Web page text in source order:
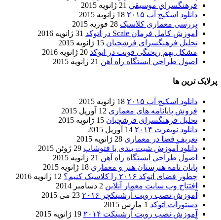
فرهنگسراي موسيقي 21 ژانویه 2015
دانلود اسکیچ آپ ۲۰۱۵
18 ژانویه 2015
بررسی معماری کلاسیک 28 فوریه 2015
آموزش کامل فرمان Scale در اتوکد
31 ژانویه 2016
تحلیل فرهنگسرای فرشچیان 15 ژانویه 2015
مشکل بهم ریختگی فونت در اتوکد 20 ژانویه 2016
اصول طراحي ایستگاه راه آهن 21 ژانویه 2015
پرلایک ترین ها
دانلود اسکیچ آپ ۲۰۱۵
18 ژانویه 2015
فروش پایانامه های معماری 12 آوریل 2015
تحلیل فرهنگسرای فرشچیان 15 ژانویه 2015
دانلود نویفرت ۲۰۱۴
14 آوریل 2015
تعریف فضا در معماری 28 ژانویه 2015
دانلود آموزش شیت بندی با فتوشاپ 29 ژوئن 2015
اصول طراحي ایستگاه راه آهن 21 ژانویه 2015
پایان نامه هنرستان هنر و معماري 18 ژانویه 2015
چطور فضای اتوکد ۲۰۱۶ را کلاسیک کنیم؟
12 ژانویه 2016
افتتاح وب سایت معمار آنلاین 2 دسامبر 2014
آموزش نصب رویت آرشیتکچر ۲۰۱۶
23 می 2015
دستورات اتوکد 1 مارس 2015
آموزش نصب رویت آرشیتکت ۲۰۱۴
19 ژانویه 2015